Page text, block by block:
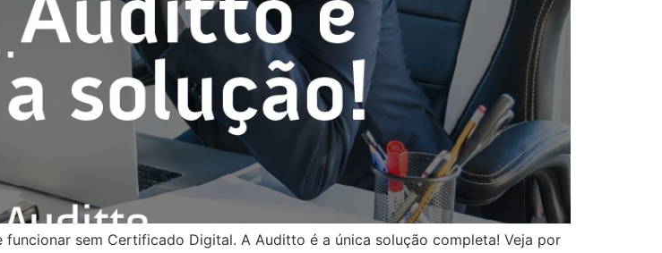
sem Certificado Digital. A Auditto é a única solução completa! Veja por